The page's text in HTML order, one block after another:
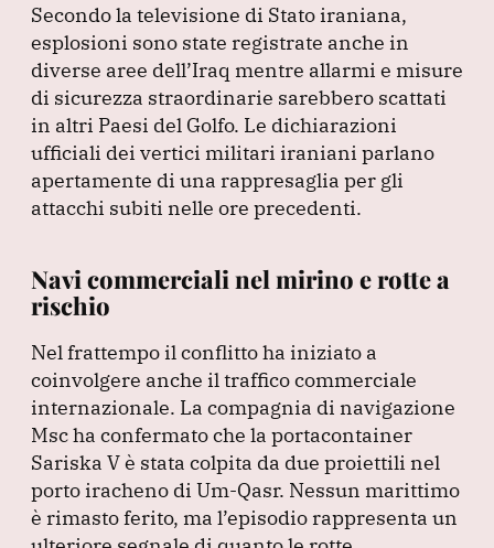
Secondo la televisione di Stato iraniana,
esplosioni sono state registrate anche in
diverse aree dell’Iraq mentre allarmi e misure
di sicurezza straordinarie sarebbero scattati
in altri Paesi del Golfo. Le dichiarazioni
ufficiali dei vertici militari iraniani parlano
apertamente di una rappresaglia per gli
attacchi subiti nelle ore precedenti.
Navi commerciali nel mirino e rotte a
rischio
Nel frattempo il conflitto ha iniziato a
coinvolgere anche il traffico commerciale
internazionale. La compagnia di navigazione
Msc ha confermato che la portacontainer
Sariska V è stata colpita da due proiettili nel
porto iracheno di Um-Qasr. Nessun marittimo
è rimasto ferito, ma l’episodio rappresenta un